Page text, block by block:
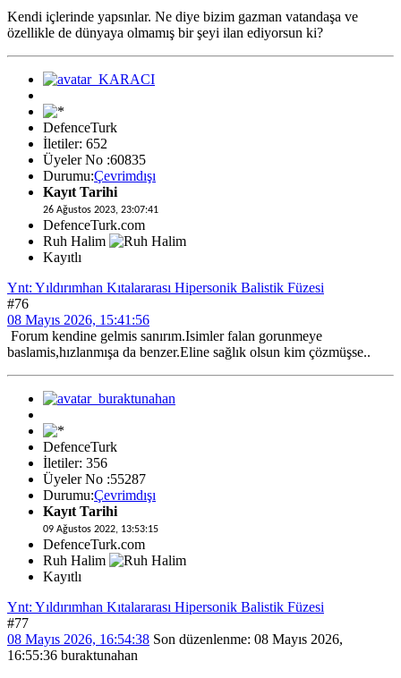
Kendi içlerinde yapsınlar. Ne diye bizim gazman vatandaşa ve
özellikle de dünyaya olmamış bir şeyi ilan ediyorsun ki?
DefenceTurk
İletiler: 652
Üyeler No :60835
Durumu:Çevrimdışı
Kayıt Tarihi
26 Ağustos 2023, 23:07:41
DefenceTurk.com
Ruh Halim
Kayıtlı
Ynt: Yıldırımhan Kıtalararası Hipersonik Balistik Füzesi
#76
08 Mayıs 2026, 15:41:56
Forum kendine gelmis sanırım.Isimler falan gorunmeye
baslamis,hızlanmışa da benzer.Eline sağlık olsun kim çözmüşse..
DefenceTurk
İletiler: 356
Üyeler No :55287
Durumu:Çevrimdışı
Kayıt Tarihi
09 Ağustos 2022, 13:53:15
DefenceTurk.com
Ruh Halim
Kayıtlı
Ynt: Yıldırımhan Kıtalararası Hipersonik Balistik Füzesi
#77
08 Mayıs 2026, 16:54:38 Son düzenlenme: 08 Mayıs 2026,
16:55:36 buraktunahan